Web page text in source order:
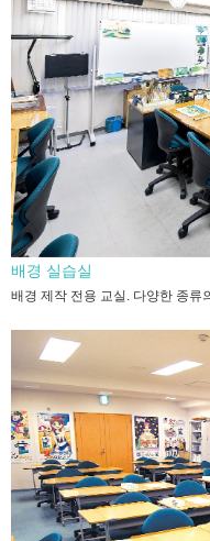
배경 실습실
배경 제작 전용 교실. 다양한 종류